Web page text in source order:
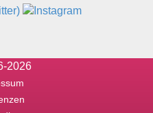
2026